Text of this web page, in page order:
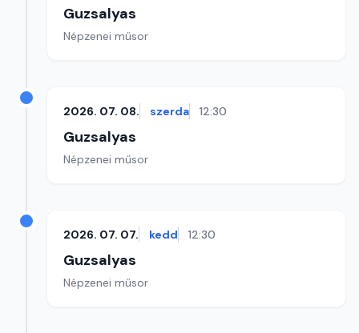
Guzsalyas
Népzenei műsor
2026. 07. 08. szerda 12:30
Guzsalyas
Népzenei műsor
2026. 07. 07. kedd 12:30
Guzsalyas
Népzenei műsor